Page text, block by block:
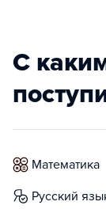
С
математика
русский